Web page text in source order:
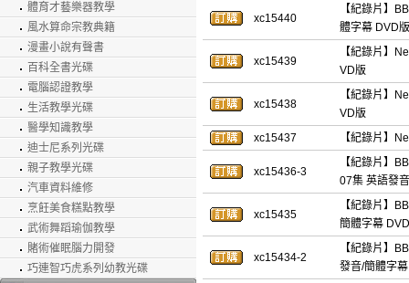
體育才藝樂器教學
風水算命宗教典籍
漫畫小說有聲書
百科全書光碟
電腦認證教學
生活教學光碟
醫學知識教學
迪士尼系列光碟
親子教學光碟
汽車資料維修
烹飪美食糕點教學
武術舞蹈瑜伽教學
賭術催眠腦力開發
巧連智巧虎系列幼教光碟
xc15440
【紀錄片】
體字幕 DVD版
xc15439
【紀錄片】
VD版
xc15438
【紀錄片】
VD版
xc15437
【紀錄片】
xc15436-3
【紀錄片】
07集 英語發
xc15435
【紀錄片】
簡體字幕
xc15434-2
【紀錄片】
發音/簡體字